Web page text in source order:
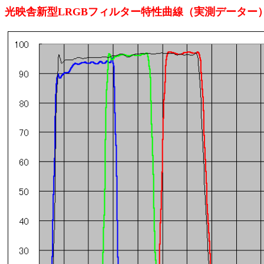
光映舎新型LRGBフィルター特性曲線（実測データー